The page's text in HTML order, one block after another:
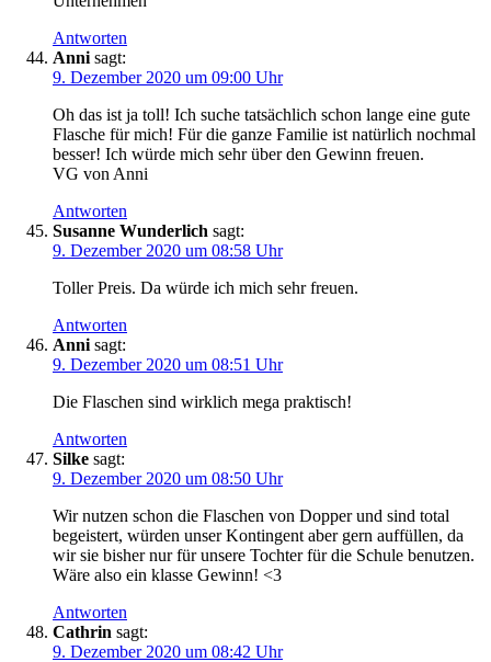
Antworten
Anni sagt:
9. Dezember 2020 um 09:00 Uhr
Oh das ist ja toll! Ich suche tatsächlich schon lange eine gute
Flasche für mich! Für die ganze Familie ist natürlich nochmal
besser! Ich würde mich sehr über den Gewinn freuen.
VG von Anni
Antworten
Susanne Wunderlich sagt:
9. Dezember 2020 um 08:58 Uhr
Toller Preis. Da würde ich mich sehr freuen.
Antworten
Anni sagt:
9. Dezember 2020 um 08:51 Uhr
Die Flaschen sind wirklich mega praktisch!
Antworten
Silke sagt:
9. Dezember 2020 um 08:50 Uhr
Wir nutzen schon die Flaschen von Dopper und sind total
begeistert, würden unser Kontingent aber gern auffüllen, da
wir sie bisher nur für unsere Tochter für die Schule benutzen.
Wäre also ein klasse Gewinn! <3
Antworten
Cathrin sagt:
9. Dezember 2020 um 08:42 Uhr